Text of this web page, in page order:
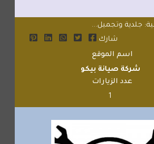
جلدية وتجميل...
شارك
اسم الموقع
شركة صيانة بيكو
عدد الزيارات
1